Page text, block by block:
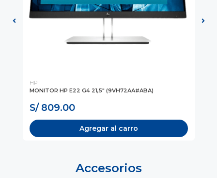
HP
MONITOR HP E22 G4 21,5" (9VH72AA#ABA)
S/ 809.00
Agregar al carro
Accesorios